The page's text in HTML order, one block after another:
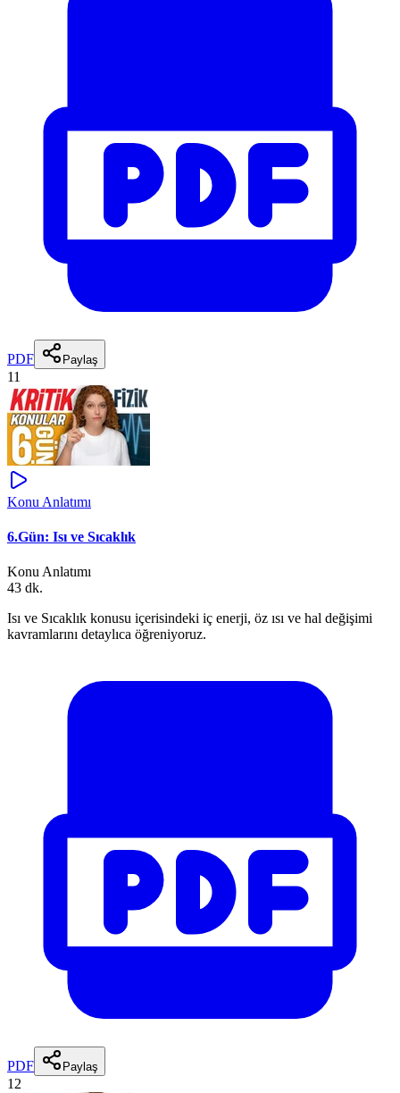
PDF Paylaş
11
Konu Anlatımı
6.Gün: Isı ve Sıcaklık
Konu Anlatımı
43 dk.
Isı ve Sıcaklık konusu içerisindeki iç enerji, öz ısı ve hal değişimi
kavramlarını detaylıca öğreniyoruz.
PDF Paylaş
12